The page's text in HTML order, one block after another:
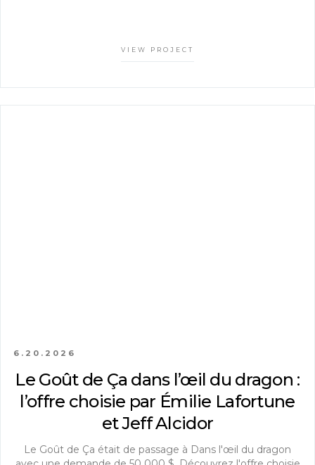
VIEW PROJECT
6.20.2026
Le Goût de Ça dans l’œil du dragon :
l’offre choisie par Émilie Lafortune
et Jeff Alcidor
Le Goût de Ça était de passage à Dans l'œil du dragon